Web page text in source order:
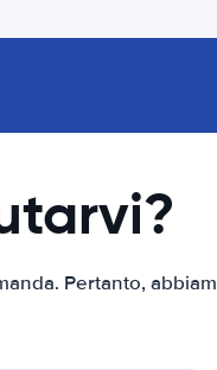
Pertanto,